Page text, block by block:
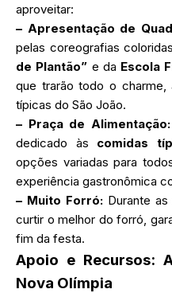
aproveitar:
– Apresentação de
pelas coreografias
de Plantão” e da Escola
que trarão todo o charme,
típicas do São João.
– Praça de Alimentação:
dedicado às comidas
opções variadas para
experiência gastronômica
– Muito Forró:Durante as
curtir o melhor do forró,
fim da festa.
Apoio e Recursos:
Nova Olímpia